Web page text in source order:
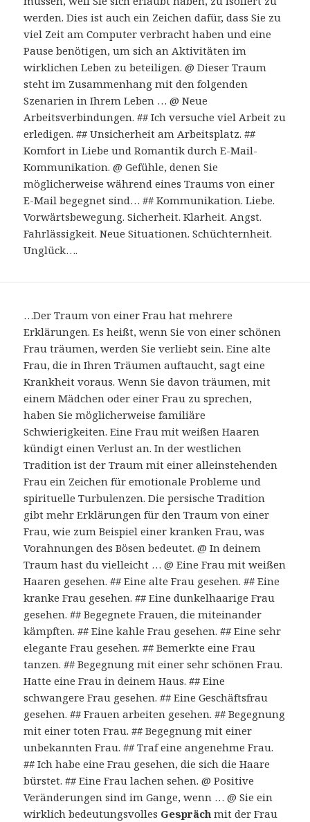
werden. Dies ist auch ein Zeichen dafür, dass Sie zu
viel Zeit am Computer verbracht haben und eine
Pause benötigen, um sich an Aktivitäten im
wirklichen Leben zu beteiligen. @ Dieser Traum
steht im Zusammenhang mit den folgenden
Szenarien in Ihrem Leben … @ Neue
Arbeitsverbindungen. ## Ich versuche viel Arbeit zu
erledigen. ## Unsicherheit am Arbeitsplatz. ##
Komfort in Liebe und Romantik durch E-Mail-
Kommunikation. @ Gefühle, denen Sie
möglicherweise während eines Traums von einer
E-Mail begegnet sind… ## Kommunikation. Liebe.
Vorwärtsbewegung. Sicherheit. Klarheit. Angst.
Fahrlässigkeit. Neue Situationen. Schüchternheit.
Unglück….
…Der Traum von einer Frau hat mehrere
Erklärungen. Es heißt, wenn Sie von einer schönen
Frau träumen, werden Sie verliebt sein. Eine alte
Frau, die in Ihren Träumen auftaucht, sagt eine
Krankheit voraus. Wenn Sie davon träumen, mit
einem Mädchen oder einer Frau zu sprechen,
haben Sie möglicherweise familiäre
Schwierigkeiten. Eine Frau mit weißen Haaren
kündigt einen Verlust an. In der westlichen
Tradition ist der Traum mit einer alleinstehenden
Frau ein Zeichen für emotionale Probleme und
spirituelle Turbulenzen. Die persische Tradition
gibt mehr Erklärungen für den Traum von einer
Frau, wie zum Beispiel einer kranken Frau, was
Vorahnungen des Bösen bedeutet. @ In deinem
Traum hast du vielleicht … @ Eine Frau mit weißen
Haaren gesehen. ## Eine alte Frau gesehen. ## Eine
kranke Frau gesehen. ## Eine dunkelhaarige Frau
gesehen. ## Begegnete Frauen, die miteinander
kämpften. ## Eine kahle Frau gesehen. ## Eine sehr
elegante Frau gesehen. ## Bemerkte eine Frau
tanzen. ## Begegnung mit einer sehr schönen Frau.
Hatte eine Frau in deinem Haus. ## Eine
schwangere Frau gesehen. ## Eine Geschäftsfrau
gesehen. ## Frauen arbeiten gesehen. ## Begegnung
mit einer toten Frau. ## Begegnung mit einer
unbekannten Frau. ## Traf eine angenehme Frau.
## Ich habe eine Frau gesehen, die sich die Haare
bürstet. ## Eine Frau lachen sehen. @ Positive
Veränderungen sind im Gange, wenn … @ Sie ein
wirklich bedeutungsvolles Gespräch mit der Frau